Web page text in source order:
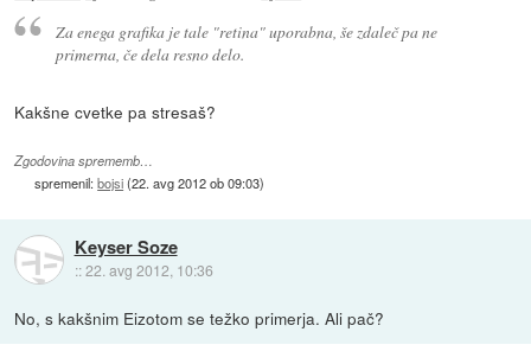
Za enega grafika je tale "retina" uporabna, še zdaleč pa ne
primerna, če dela resno delo.
Kakšne cvetke pa stresaš?
Zgodovina sprememb…
spremenil:bojsi(22. avg 2012 ob 09:03)
Keyser Soze
::22. avg 2012, 10:36
No, s kakšnim Eizotom se težko primerja. Ali pač?